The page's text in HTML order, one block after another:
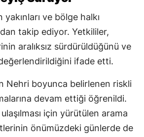
yakınları ve bölge halkı
takip ediyor. Yetkililer,
aralıksız sürdürüldüğünü ve
ifade etti.
Nehri boyunca belirlenen riskli
devam ettiği öğrenildi.
için yürütülen arama
önümüzdeki günlerde de